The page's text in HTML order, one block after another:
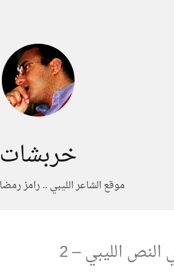
خربشات
موقع الشاعر الليبي .. رامز
الليبي – 2